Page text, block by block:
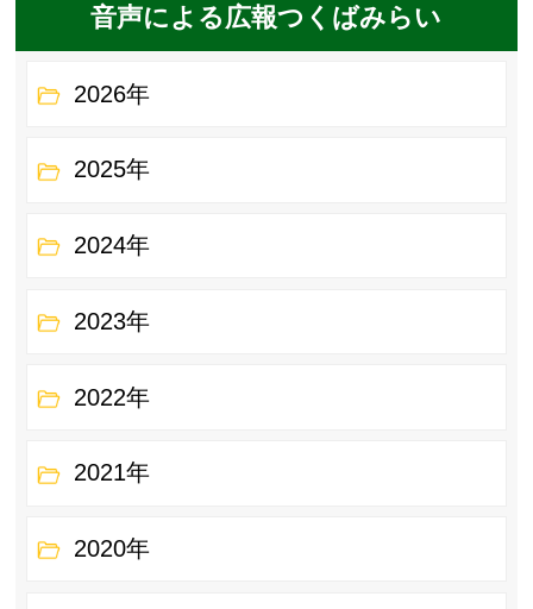
音声による広報つくばみらい
2026年
2025年
2024年
2023年
2022年
2021年
2020年